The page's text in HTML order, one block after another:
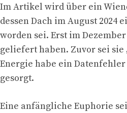
Im Artikel wird über ein
dessen Dach im August 2024
worden sei. Erst im
geliefert haben. Zuvor sei
Energie habe ein
gesorgt.
Eine anfängliche Euphorie